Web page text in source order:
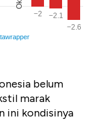
belum
marak
ini kondisinya